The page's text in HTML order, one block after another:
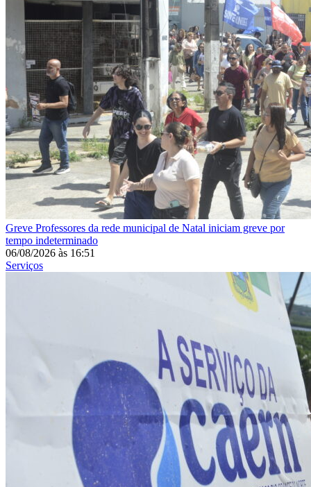
Greve Professores da rede municipal de Natal iniciam greve por
tempo indeterminado
06/08/2026 às 16:51
Serviços